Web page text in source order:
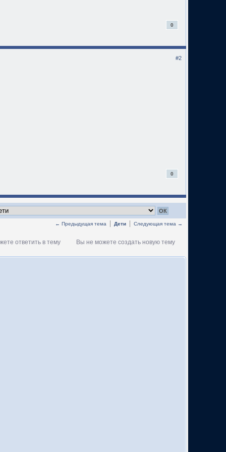
0
#2
0
← Предыдущая тема Дети Следующая тема →
Вы не можете создать новую тему
ответить в тему